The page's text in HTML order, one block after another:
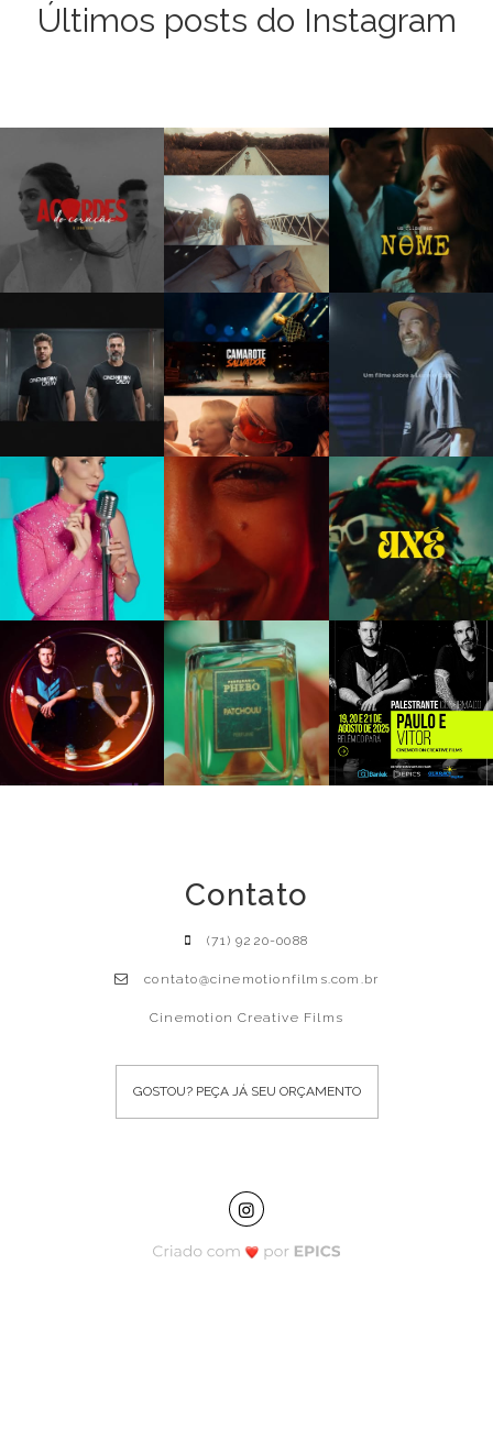
Últimos posts do Instagram
Contato
(71) 9220-0088
contato@cinemotionfilms.com.br
Cinemotion Creative Films
GOSTOU? PEÇA JÁ SEU ORÇAMENTO